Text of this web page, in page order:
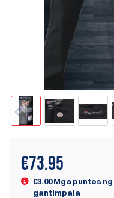
€73.95
€3.00 Mga puntos ng
gantimpala